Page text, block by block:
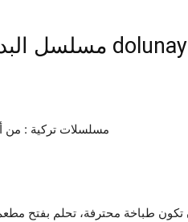
مسلسل البدر الحلقة 6 مترجمة dolunay
مسلسلات تركية : من
تكون طباخة محترفة، تحلم بفتح